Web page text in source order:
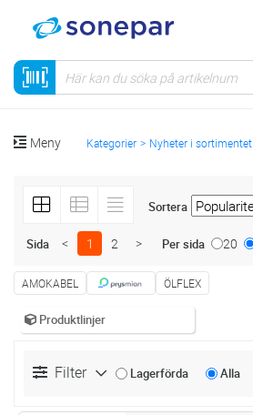
Meny Kategorier Nyheter i sortimentet
Sortera
Sida < 1 2 > Per sida 20
AMOKABEL ÖLFLEX
Produktlinjer
Filter Lagerförda Alla